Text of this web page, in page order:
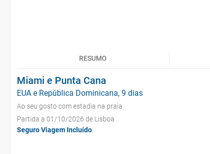
RESUMO
Miami e Punta Cana
EUA e República Dominicana, 9 dias
Ao seu gosto com estadia na praia
Partida a 01/10/2026 de Lisboa
Seguro Viagem Incluído